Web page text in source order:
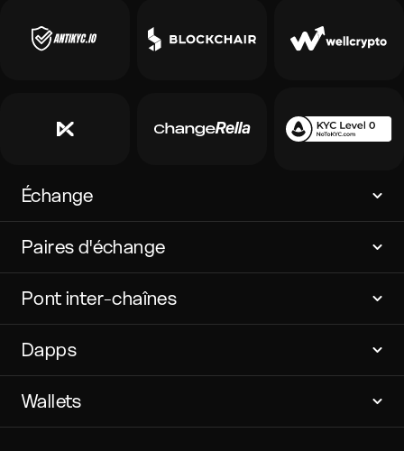
Échange
Paires d'échange
Pont inter-chaînes
Dapps
Wallets